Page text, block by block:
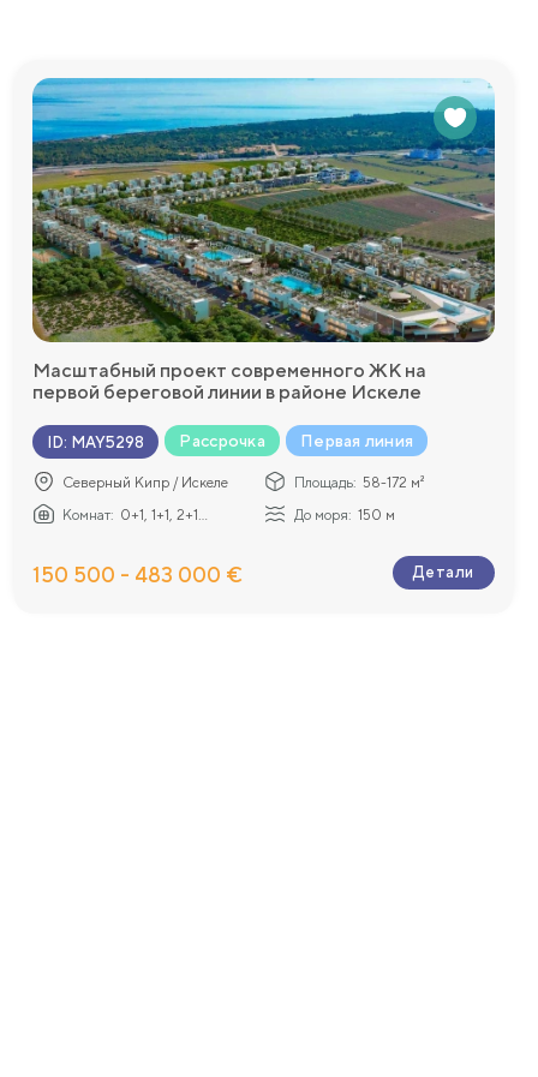
Масштабный проект современного ЖК на
первой береговой линии в районе Искеле
ID: MAY5298 Рассрочка Первая линия
Северный Кипр / Искеле Площадь: 58-172 м²
Комнат: 0+1, 1+1, 2+1... До моря: 150 м
150 500 - 483 000 € Детали